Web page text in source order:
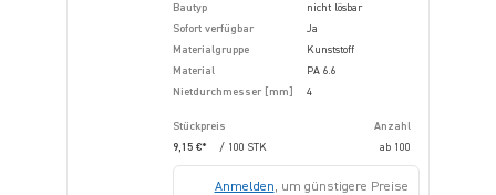
Bautyp
nicht lösbar
Sofort verfügbar
Ja
Materialgruppe
Kunststoff
Material
PA 6.6
Nietdurchmesser [mm]
4
Stückpreis
Anzahl
9,15 €*
/ 100 STK ab 100
Anmelden, um günstigere Preise